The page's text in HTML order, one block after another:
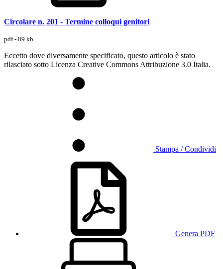
Circolare n. 201 - Termine colloqui genitori
pdf - 89 kb
Eccetto dove diversamente specificato, questo articolo è stato
rilasciato sotto Licenza Creative Commons Attribuzione 3.0 Italia.
Stampa / Condividi
Genera PDF